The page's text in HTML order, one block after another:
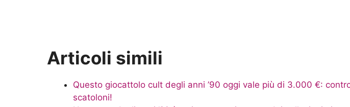
Articoli simili
Questo giocattolo cult degli anni ’90 oggi vale più di 3.000 €:
scatoloni!